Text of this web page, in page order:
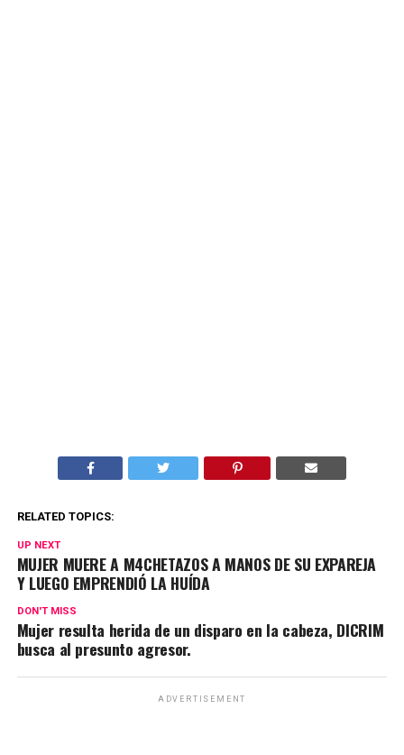
RELATED TOPICS:
UP NEXT
MUJER MUERE A M4CHETAZOS A MANOS DE SU EXPAREJA
Y LUEGO EMPRENDIÓ LA HUÍDA
DON'T MISS
Mujer resulta herida de un disparo en la cabeza, DICRIM
busca al presunto agresor.
ADVERTISEMENT